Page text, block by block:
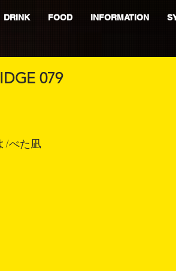
DRINK FOOD INFORMATION
079
/べた凪